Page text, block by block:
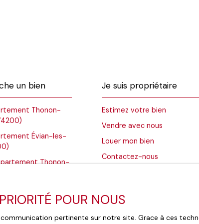
un bien
Thonon-
Évian-les-
Thonon-
Marin (74200)
Je suis propriétaire
Estimez votre bien
Vendre avec nous
Louer mon bien
Contactez-nous
POUR NOUS
pertinente sur notre site. Grace à ces